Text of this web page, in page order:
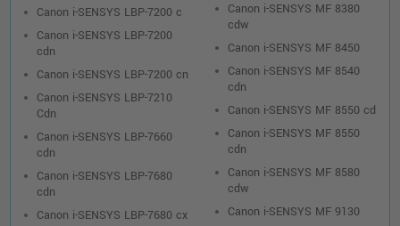
Canon i-SENSYS LBP-7200 c
Canon i-SENSYS LBP-7200
cdn
Canon i-SENSYS LBP-7200 cn
Canon i-SENSYS LBP-7210
Cdn
Canon i-SENSYS LBP-7660
cdn
Canon i-SENSYS LBP-7680
cdn
Canon i-SENSYS LBP-7680 cx
Canon i-SENSYS MF 8380
cdw
Canon i-SENSYS MF 8450
Canon i-SENSYS MF 8540
cdn
Canon i-SENSYS MF 8550 cd
Canon i-SENSYS MF 8550
cdn
Canon i-SENSYS MF 8580
cdw
Canon i-SENSYS MF 9130